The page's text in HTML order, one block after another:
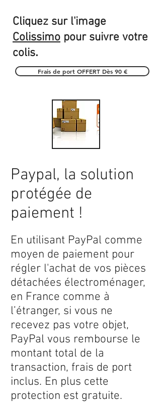
Cliquez sur l'image
Colissimo pour suivre votre
colis.
Frais de port OFFERT Dès 90 €
Paypal, la solution
protégée de
paiement !
En utilisant PayPal comme
moyen de paiement pour
régler l'achat de vos pièces
détachées électroménager,
en France comme à
l’étranger, si vous ne
recevez pas votre objet,
PayPal vous rembourse le
montant total de la
transaction, frais de port
inclus. En plus cette
protection est gratuite.